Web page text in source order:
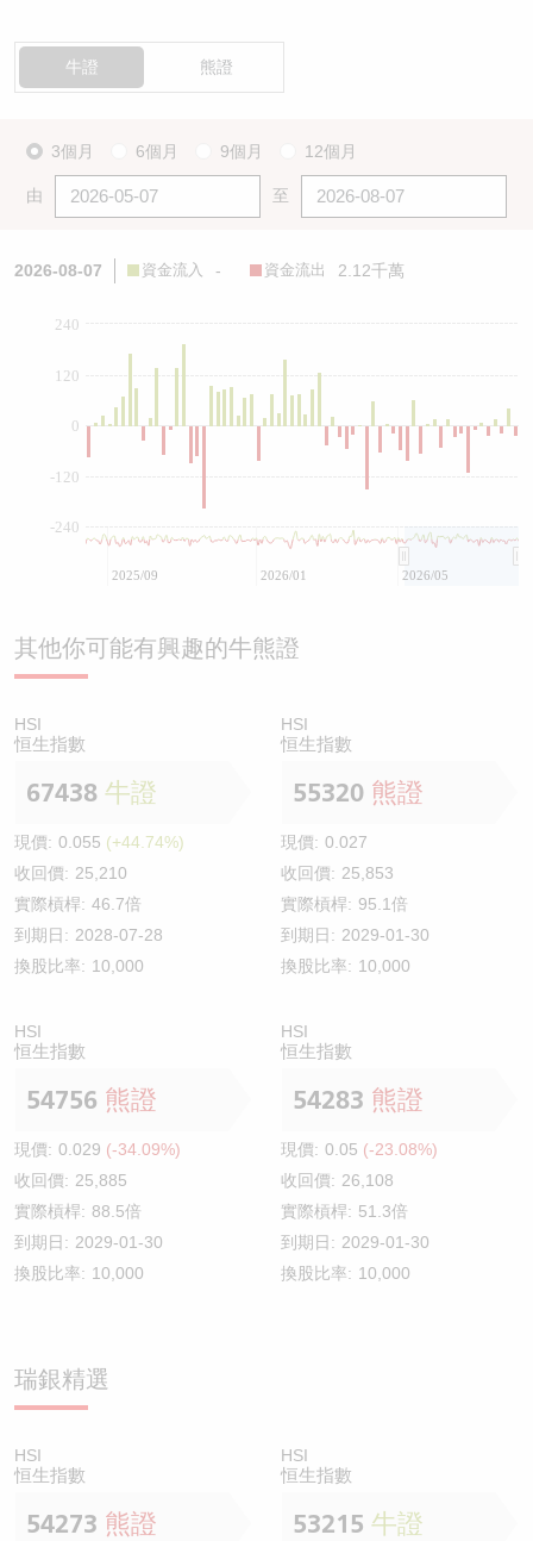
牛證 熊證
3個月 6個月 9個月 12個月
由 至
2026-08-07 資金流入 - 資金流出 2.12千萬
0
-240
-120
120
240
2025/09 2026/01 2026/05
其他你可能有興趣的牛熊證
HSI
恒生指數
67438 牛證
現價: 0.055 (+44.74%)
收回價: 25,210
實際槓桿: 46.7倍
到期日: 2028-07-28
換股比率: 10,000
HSI
恒生指數
55320 熊證
現價: 0.027
收回價: 25,853
實際槓桿: 95.1倍
到期日: 2029-01-30
換股比率: 10,000
HSI
恒生指數
54756 熊證
現價: 0.029 (-34.09%)
收回價: 25,885
實際槓桿: 88.5倍
到期日: 2029-01-30
換股比率: 10,000
HSI
恒生指數
54283 熊證
現價: 0.05 (-23.08%)
收回價: 26,108
實際槓桿: 51.3倍
到期日: 2029-01-30
換股比率: 10,000
瑞銀精選
HSI
恒生指數
54273 熊證
HSI
恒生指數
53215 牛證